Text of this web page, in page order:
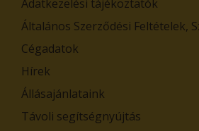
Adatkezelési tájékoztatók
Általános Szerződési Feltételek,
Cégadatok
Hírek
Állásajánlataink
Távoli segítségnyújtás